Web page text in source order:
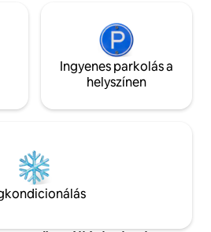
Ingyenes parkolás a
helyszínen